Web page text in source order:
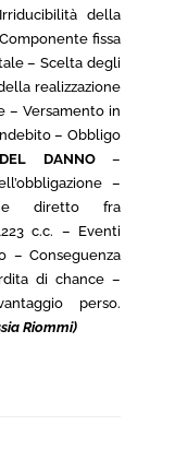
della
fissa
– Scelta degli
realizzazione
– Versamento in
– Obbligo
DANNO–
–
e diretto fra
c.c. – Eventi
– Conseguenza
di chance –
perso.
Riommi)